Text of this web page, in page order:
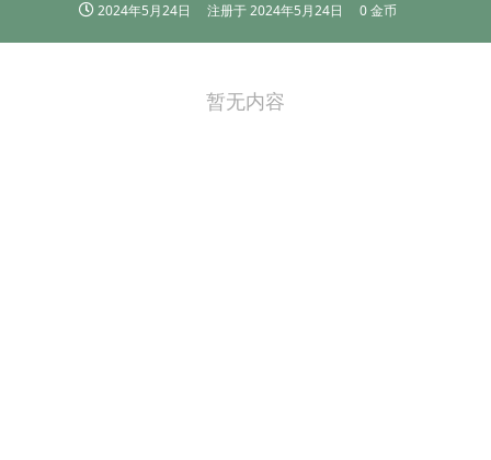
2024年5月24日 注册于2024年5月24日 0 金币
暂无内容